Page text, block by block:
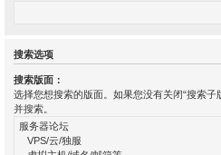
搜索选项
搜索版面：
选择您想搜索的版面。如果您没有关闭“搜索
并搜索。